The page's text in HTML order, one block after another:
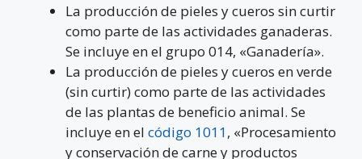
La producción de pieles y cueros sin curtir
como parte de las actividades ganaderas.
Se incluye en el grupo 014, «Ganadería».
La producción de pieles y cueros en verde
(sin curtir) como parte de las actividades
de las plantas de beneficio animal. Se
incluye en el código 1011, «Procesamiento
y conservación de carne y productos